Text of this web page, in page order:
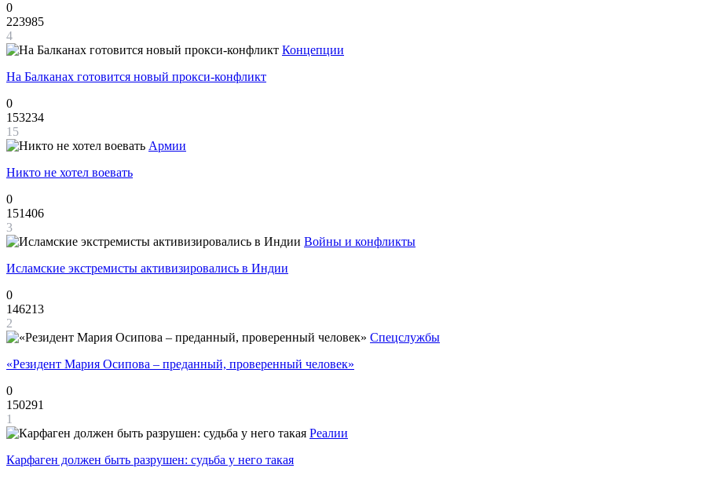
0
223985
4
Концепции
На Балканах готовится новый прокси-конфликт
0
153234
15
Армии
Никто не хотел воевать
0
151406
3
Войны и конфликты
Исламские экстремисты активизировались в Индии
0
146213
2
Спецслужбы
«Резидент Мария Осипова – преданный, проверенный человек»
0
150291
1
Реалии
Карфаген должен быть разрушен: судьба у него такая